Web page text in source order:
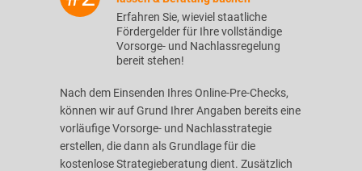
Erfahren Sie, wieviel staatliche
Fördergelder für Ihre vollständige
Vorsorge- und Nachlassregelung
bereit stehen!
Nach dem Einsenden Ihres Online-Pre-Checks,
können wir auf Grund Ihrer Angaben bereits eine
vorläufige Vorsorge- und Nachlasstrategie
erstellen, die dann als Grundlage für die
kostenlose Strategieberatung dient. Zusätzlich